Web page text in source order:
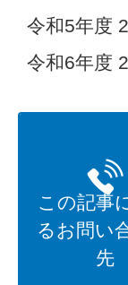
令和5年度
令和6年度
この記事
るお問い
先